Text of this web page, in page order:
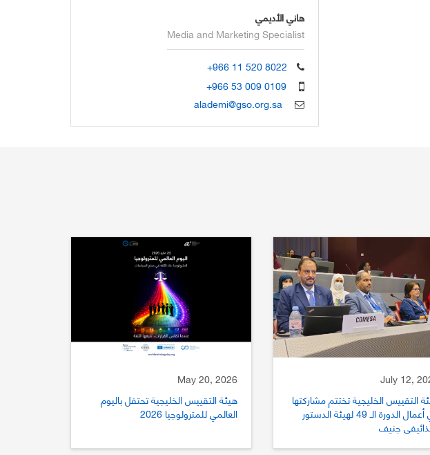
هاني الأديمي
Media and Marketing Specialist
+966 11 520 8022
+966 53 009 0109
alademi@gso.org.sa
July 12,
التقييس الخليجية تختتم مشاركتها
في أعمال الدورة الـ 49 لهيئة الدستور
جنيف
May 20, 2026
هيئة التقييس الخليجية تحتفل باليوم
العالمي للمترولوجيا 2026